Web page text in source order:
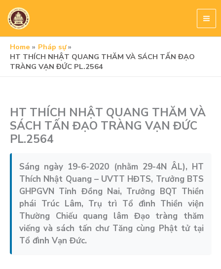
content
Home
Pháp sự
HT THÍCH NHẬT QUANG THĂM VÀ SÁCH TẤN ĐẠO
TRÀNG VẠN ĐỨC PL.2564
HT THÍCH NHẬT QUANG THĂM VÀ
SÁCH TẤN ĐẠO TRÀNG VẠN ĐỨC
PL.2564
Sáng ngày 19-6-2020 (nhằm 29-4N ÂL), HT
Thích Nhật Quang – UVTT HĐTS, Trưởng BTS
GHPGVN Tỉnh Đồng Nai, Trưởng BQT Thiền
phái Trúc Lâm, Trụ trì Tổ đình Thiền viện
Thường Chiếu quang lâm Đạo tràng thăm
viếng và sách tấn chư Tăng cùng Phật tử tại
Tổ đình Vạn Đức.